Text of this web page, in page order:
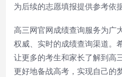
为后续的志愿填报提供参考依据
高三网官网成绩查询服务为广
权威、实时的成绩查询渠道。
让更多的考生和家长了解到高
更好地备战高考，实现自己的梦